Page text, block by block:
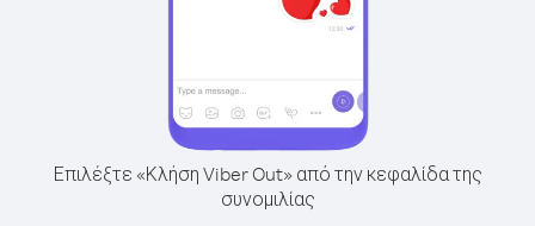
Επιλέξτε «Κλήση Viber Out» από την κεφαλίδα της
συνομιλίας